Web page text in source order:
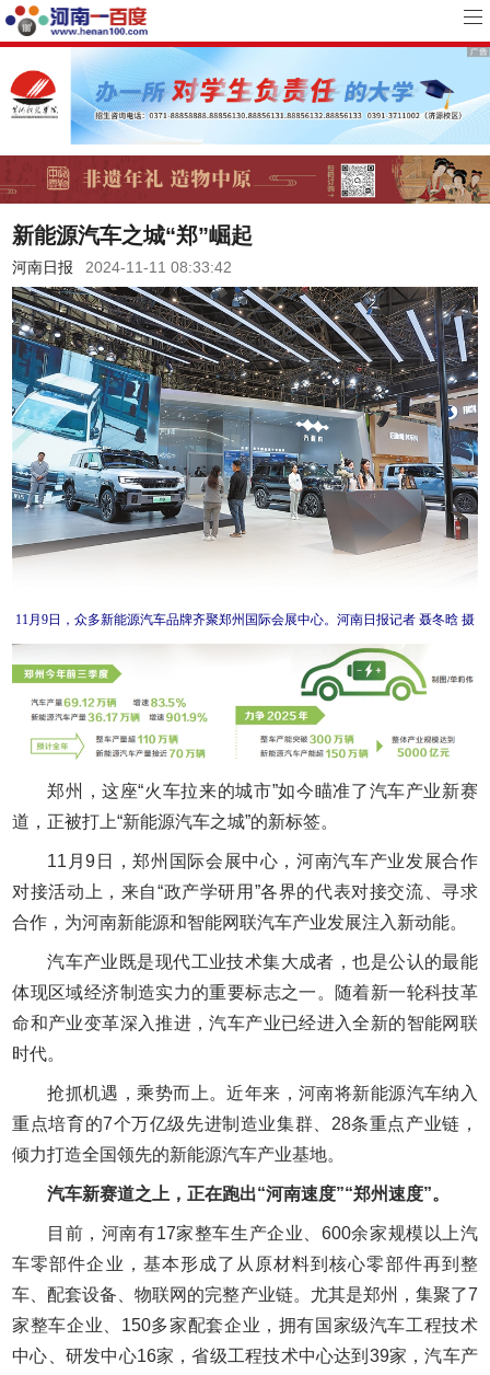
新能源汽车之城“郑”崛起
河南日报 2024-11-11 08:33:42
11月9日，众多新能源汽车品牌齐聚郑州国际会展中心。河南日报记者 聂冬晗 摄
郑州，这座“火车拉来的城市”如今瞄准了汽车产业新赛
道，正被打上“新能源汽车之城”的新标签。
11月9日，郑州国际会展中心，河南汽车产业发展合作
对接活动上，来自“政产学研用”各界的代表对接交流、寻求
合作，为河南新能源和智能网联汽车产业发展注入新动能。
汽车产业既是现代工业技术集大成者，也是公认的最能
体现区域经济制造实力的重要标志之一。随着新一轮科技革
命和产业变革深入推进，汽车产业已经进入全新的智能网联
时代。
抢抓机遇，乘势而上。近年来，河南将新能源汽车纳入
重点培育的7个万亿级先进制造业集群、28条重点产业链，
倾力打造全国领先的新能源汽车产业基地。
汽车新赛道之上，正在跑出“河南速度”“郑州速度”。
目前，河南有17家整车生产企业、600余家规模以上汽
车零部件企业，基本形成了从原材料到核心零部件再到整
车、配套设备、物联网的完整产业链。尤其是郑州，集聚了7
家整车企业、150多家配套企业，拥有国家级汽车工程技术
中心、研发中心16家，省级工程技术中心达到39家，汽车产